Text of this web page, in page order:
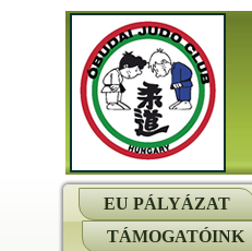
EU PÁLYÁZAT
TÁMOGATÓINK